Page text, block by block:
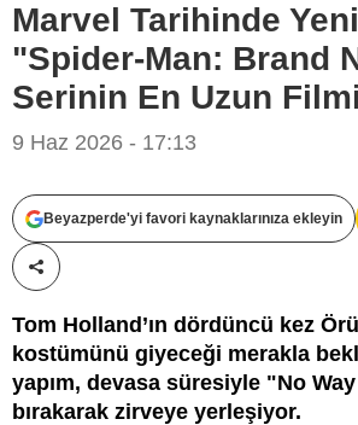
Marvel Tarihinde
"Spider-Man: Brand
Serinin En Uzun
9 Haz 2026 - 17:13
Beyazperde'yi favori kaynaklarınıza ekleyin
Paylaş!
Tom Holland’ın dördüncü kez
kostümünü giyeceği merakla
yapım, devasa süresiyle "No
bırakarak zirveye yerleşiyor.